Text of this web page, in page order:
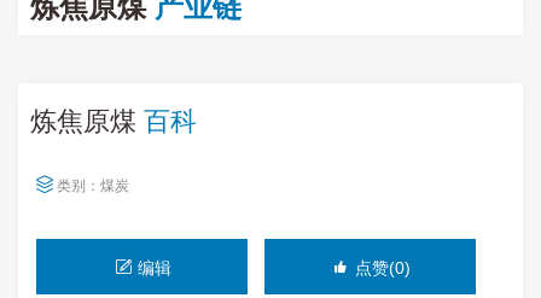
炼焦原煤 产业链
炼焦原煤 百科
类别： 煤炭
编辑 点赞(0)